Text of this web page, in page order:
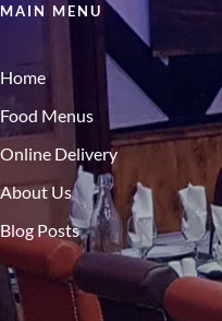
MAIN MENU
Home
Food Menus
Online Delivery
About Us
Blog Posts